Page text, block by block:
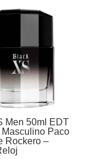
Men 50ml EDT
Masculino Paco
Rockero –